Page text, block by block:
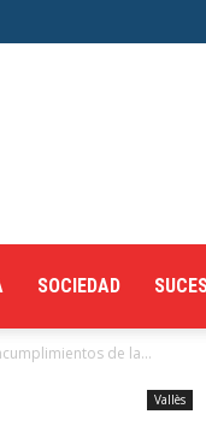
SOCIEDAD
de la...
Vallès